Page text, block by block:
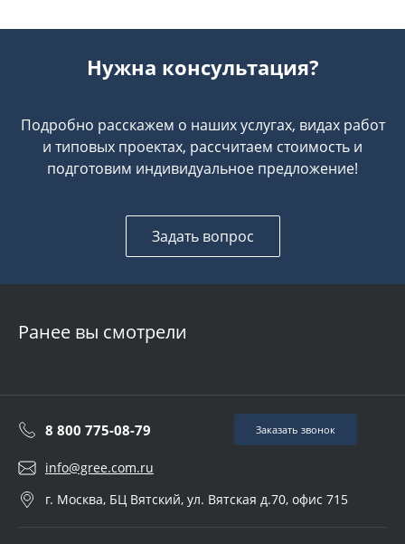
Нужна консультация?
Подробно расскажем о наших услугах, видах работ
и типовых проектах, рассчитаем стоимость и
подготовим индивидуальное предложение!
Задать вопрос
Ранее вы смотрели
8 800 775-08-79 Заказать звонок
info@gree.com.ru
г. Москва, БЦ Вятский, ул. Вятская д.70, офис 715